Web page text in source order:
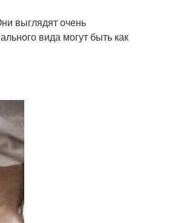
выглядят очень
вида могут быть как